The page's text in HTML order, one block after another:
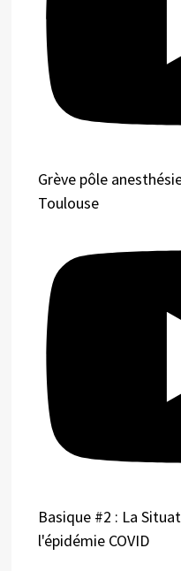
Grève pôle
Toulouse
Basique #2 : La
l'épidémie COVID